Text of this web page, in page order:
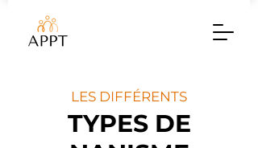
LES DIFFÉRENTS
TYPES DE